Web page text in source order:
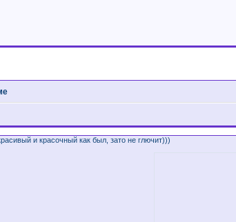
и красочный как был, зато не глючит)))